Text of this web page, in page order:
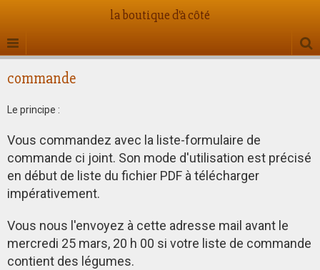
la boutique d'à côté
commande
Le principe :
Vous commandez avec la liste-formulaire de
commande ci joint. Son mode d'utilisation est précisé
en début de liste du fichier PDF à télécharger
impérativement.
Vous nous l'envoyez à cette adresse mail avant le
mercredi 25 mars, 20 h 00 si votre liste de commande
contient des légumes.